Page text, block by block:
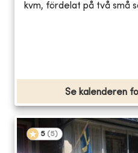
kvm, fördelat på två små
Se kalenderen
5 (5)